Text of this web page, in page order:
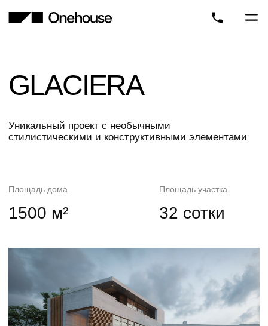
Площадь дома Площадь участка
Уникальный проект с необычными
Площадь дома
1500 м²